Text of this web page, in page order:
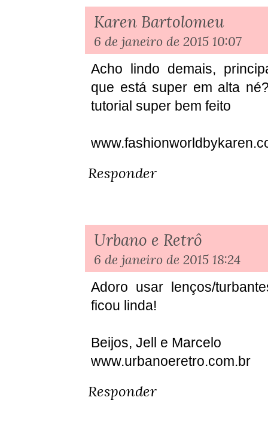
Karen Bartolomeu
6 de janeiro de 2015 10:07
Acho lindo demais,
que está super em alta
tutorial super bem feito
Responder
Urbano e Retrô
6 de janeiro de 2015 18:24
Adoro usar lenços/
ficou linda!
Beijos, Jell e Marcelo
www.urbanoeretro.com.br
Responder